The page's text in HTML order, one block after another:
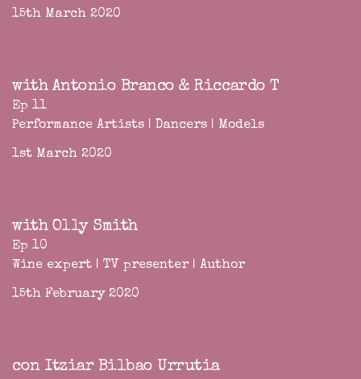
15th March 2020
with Antonio Branco & Riccardo T
Ep 11
Performance Artists | Dancers | Models
1st March 2020
with Olly Smith
Ep 10
Wine expert | TV presenter | Author
15th February 2020
con Itziar Bilbao Urrutia